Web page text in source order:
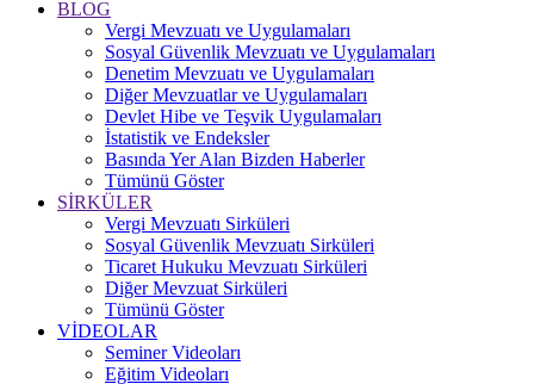
BLOG
Vergi Mevzuatı ve Uygulamaları
Sosyal Güvenlik Mevzuatı ve Uygulamaları
Denetim Mevzuatı ve Uygulamaları
Diğer Mevzuatlar ve Uygulamaları
Devlet Hibe ve Teşvik Uygulamaları
İstatistik ve Endeksler
Basında Yer Alan Bizden Haberler
Tümünü Göster
SİRKÜLER
Vergi Mevzuatı Sirküleri
Sosyal Güvenlik Mevzuatı Sirküleri
Ticaret Hukuku Mevzuatı Sirküleri
Diğer Mevzuat Sirküleri
Tümünü Göster
VİDEOLAR
Seminer Videoları
Eğitim Videoları